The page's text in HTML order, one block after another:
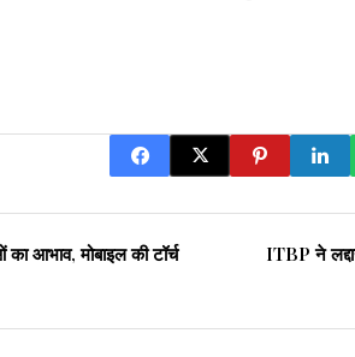
आभाव, मोबाइल की टॉर्च
ITBP ने